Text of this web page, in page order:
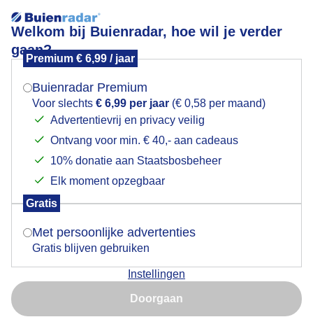
Welkom bij Buienradar, hoe wil je verder
gaan?
Premium € 6,99 / jaar
Buienradar Premium
Voor slechts € 6,99 per jaar (€ 0,58 per maand)
Advertentievrij en privacy veilig
Ontvang voor min. € 40,- aan cadeaus
10% donatie aan Staatsbosbeheer
Elk moment opzegbaar
Gratis
Met persoonlijke advertenties
Gratis blijven gebruiken
Instellingen
Doorgaan
Een moment geduld aub...
Een moment geduld aub...
Mogen we je locatie gebruiken voor het
Indien je hier nog geen akkoord op hebt gegeven,
verschijnt er zo een pop-up uit je browser waarin
Is goed, toon de popup
Nu niet, misschien later